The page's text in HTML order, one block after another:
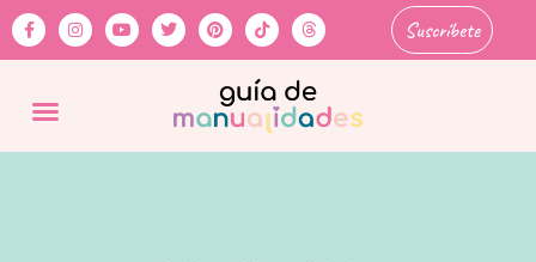
Suscríbete